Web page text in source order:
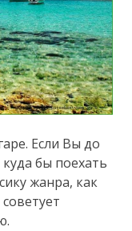
Если Вы до
бы поехать
жанра, как